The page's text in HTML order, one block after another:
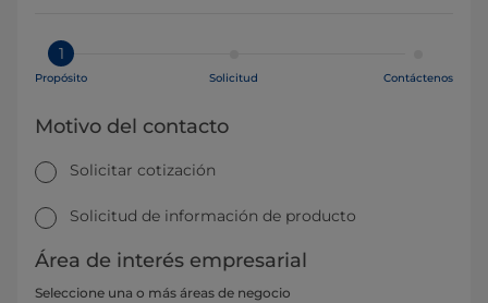
1
Propósito Solicitud Contáctenos
Motivo del contacto
Solicitar cotización
Solicitud de información de producto
Área de interés empresarial
Seleccione una o más áreas de negocio